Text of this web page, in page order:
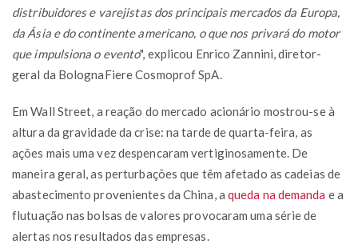
distribuidores e varejistas dos principais mercados da Europa,
da Ásia e do continente americano, o que nos privará do motor
que impulsiona o evento", explicou Enrico Zannini, diretor-
geral da BolognaFiere Cosmoprof SpA.
Em Wall Street, a reação do mercado acionário mostrou-se à
altura da gravidade da crise: na tarde de quarta-feira, as
ações mais uma vez despencaram vertiginosamente. De
maneira geral, as perturbações que têm afetado as cadeias de
abastecimento provenientes da China, a queda na demanda e a
flutuação nas bolsas de valores provocaram uma série de
alertas nos resultados das empresas.